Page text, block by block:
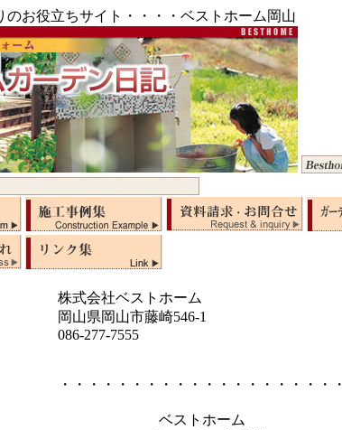
お役立ちサイト・・・・ベストホーム岡山
株式会社ベストホーム
岡山県岡山市藤崎546-1
086-277-7555
・・・・・・・・・・・・・・・・・・・・
ベストホーム